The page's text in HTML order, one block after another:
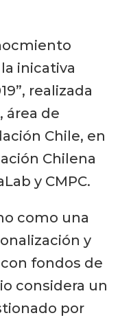
inicativa
realizada
área de
Chile, en
Chilena
y CMPC.
como una
y
fondos de
considera un
por